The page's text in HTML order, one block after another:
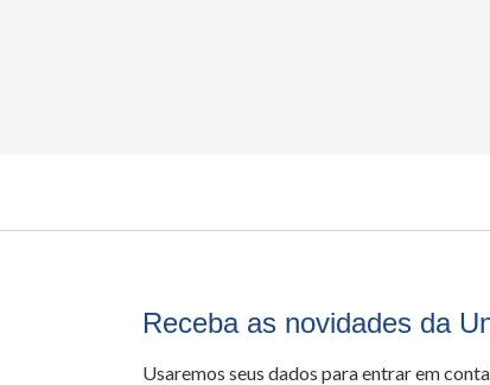
Receba as novidades da
Usaremos seus dados para entrar em